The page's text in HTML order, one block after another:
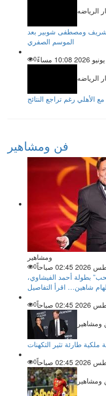
الرياضه
شريف ومصطفى شوبير بعد
الموسم الصفري
0
الرياضه
الأهلي رغم تراجع النتائج
فن ومشاهير
ومشاهير
0
بطولة أحمد الفيشاوي،
شاهين… اقرأ التفاصيل
0
ومشاهير
طارئة تثير التكهنات
0
ومشاهير